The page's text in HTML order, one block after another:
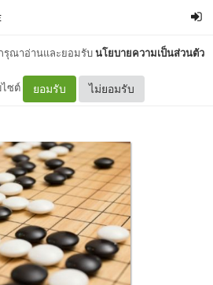
กรุณาอ่านและยอมรับนโยบายความเป็นส่วนตัว
ไซต์ ยอมรับ ไม่ยอมรับ